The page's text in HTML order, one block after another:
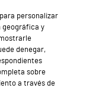
personalizar
geográfica y
denegar,
sobre
a través de